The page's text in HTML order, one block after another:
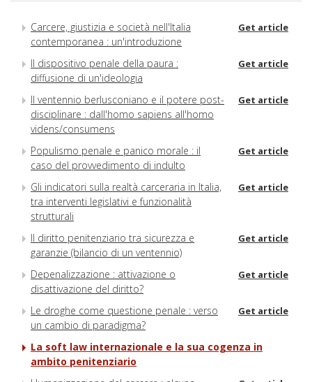
Carcere, giustizia e società nell'Italia
contemporanea : un'introduzione
Get article
Il dispositivo penale della paura :
diffusione di un'ideologia
Get article
Il ventennio berlusconiano e il potere post-
disciplinare : dall'homo sapiens all'homo
videns/consumens
Get article
Populismo penale e panico morale : il
caso del provvedimento di indulto
Get article
Gli indicatori sulla realtà carceraria in Italia,
tra interventi legislativi e funzionalità
strutturali
Get article
Il diritto penitenziario tra sicurezza e
garanzie (bilancio di un ventennio)
Get article
Depenalizzazione : attivazione o
disattivazione del diritto?
Get article
Le droghe come questione penale : verso
un cambio di paradigma?
Get article
La soft law internazionale e la sua cogenza in
ambito penitenziario